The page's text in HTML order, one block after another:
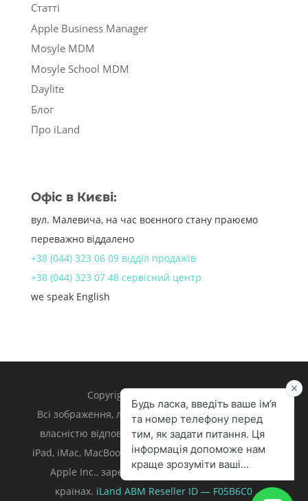
Статті
Apple Business Manager
Mosyle MDM
Mosyle School MDM
Daylite
Блог
Про iLand
Офіс в Києві:
вул. Малевича, на час воєнного стану праюємо
переважно віддалено
+38 (044) 323 06 09 відділ продажів
+38 (044) 323 07 48 сервісний центр
we speak English
Copyright 1998 – 2024 iLand.
Всі зображення, логотипи та торгівельні марки є
власністю відповідних власників. Apple, iPhone,
iPad, iMac, MacBook, Mac є торгівельними марками
Apple Inc., зареєстрованими у U.S. та інших
країнах. iLand ABM Reseller ID — F05B6C0